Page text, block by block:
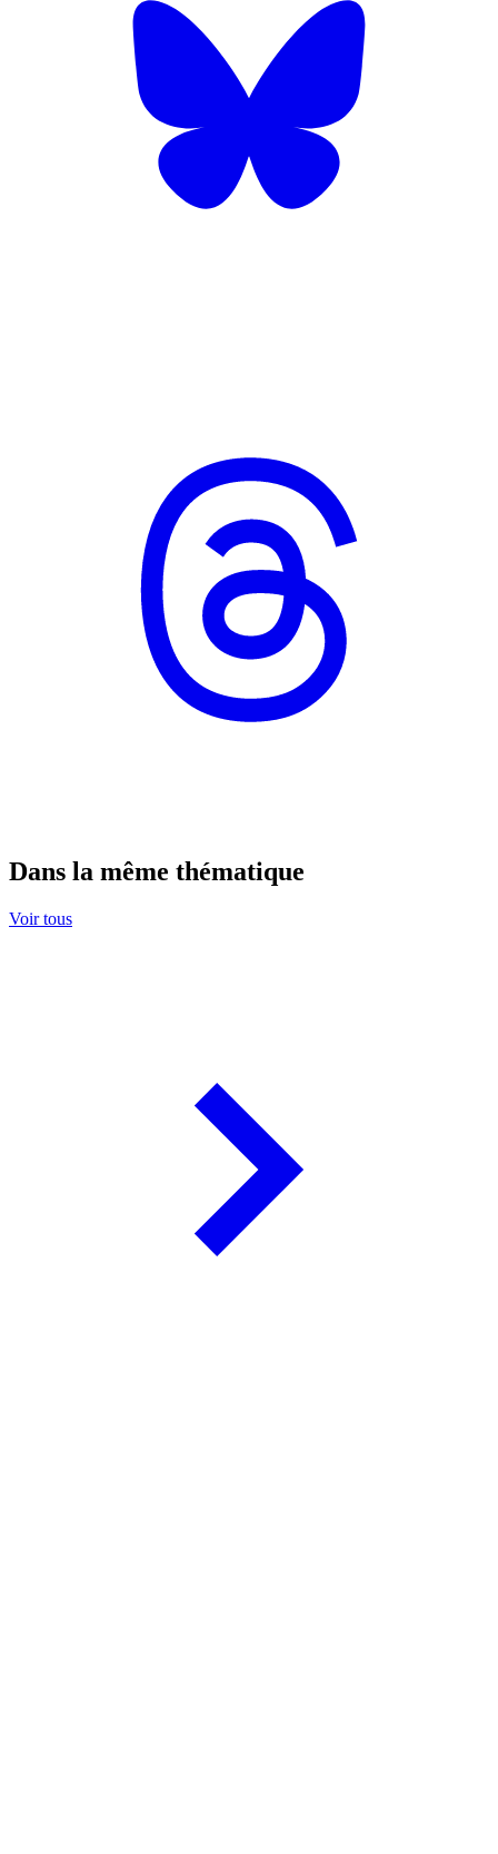
Dans la même thématique
Voir tous